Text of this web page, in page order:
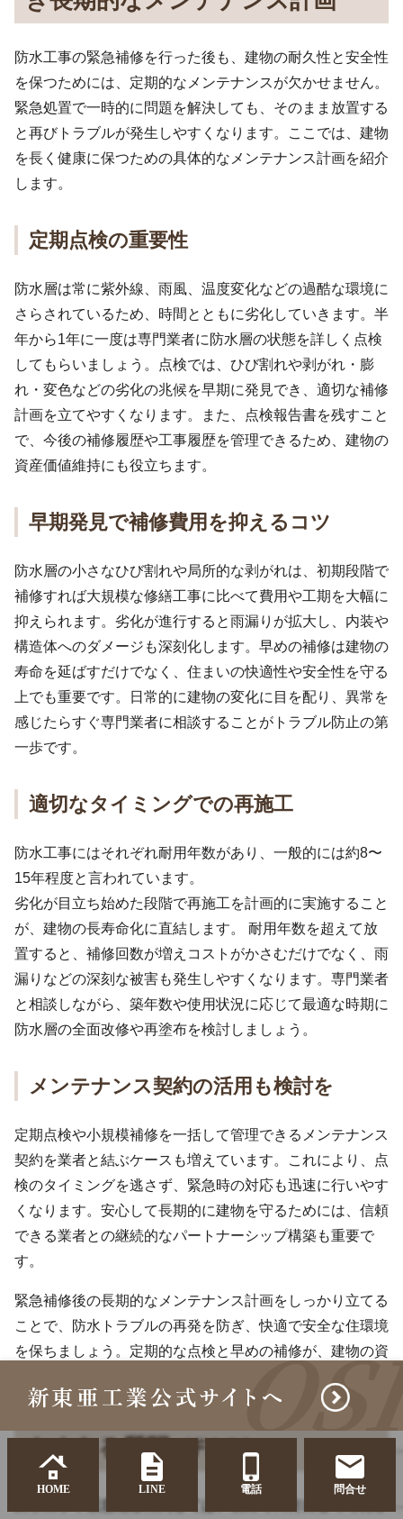
防水工事の緊急補修を行った後も、建物の耐久性と安全性
を保つためには、定期的なメンテナンスが欠かせません。
緊急処置で一時的に問題を解決しても、そのまま放置する
と再びトラブルが発生しやすくなります。ここでは、建物
を長く健康に保つための具体的なメンテナンス計画を紹介
します。
定期点検の重要性
防水層は常に紫外線、雨風、温度変化などの過酷な環境に
さらされているため、時間とともに劣化していきます。半
年から1年に一度は専門業者に防水層の状態を詳しく点検
してもらいましょう。点検では、ひび割れや剥がれ・膨
れ・変色などの劣化の兆候を早期に発見でき、適切な補修
計画を立てやすくなります。また、点検報告書を残すこと
で、今後の補修履歴や工事履歴を管理できるため、建物の
資産価値維持にも役立ちます。
早期発見で補修費用を抑えるコツ
防水層の小さなひび割れや局所的な剥がれは、初期段階で
補修すれば大規模な修繕工事に比べて費用や工期を大幅に
抑えられます。劣化が進行すると雨漏りが拡大し、内装や
構造体へのダメージも深刻化します。早めの補修は建物の
寿命を延ばすだけでなく、住まいの快適性や安全性を守る
上でも重要です。日常的に建物の変化に目を配り、異常を
感じたらすぐ専門業者に相談することがトラブル防止の第
一歩です。
適切なタイミングでの再施工
防水工事にはそれぞれ耐用年数があり、一般的には約8〜
15年程度と言われています。
劣化が目立ち始めた段階で再施工を計画的に実施すること
が、建物の長寿命化に直結します。 耐用年数を超えて放
置すると、補修回数が増えコストがかさむだけでなく、雨
漏りなどの深刻な被害も発生しやすくなります。専門業者
と相談しながら、築年数や使用状況に応じて最適な時期に
防水層の全面改修や再塗布を検討しましょう。
メンテナンス契約の活用も検討を
定期点検や小規模補修を一括して管理できるメンテナンス
契約を業者と結ぶケースも増えています。これにより、点
検のタイミングを逃さず、緊急時の対応も迅速に行いやす
くなります。安心して長期的に建物を守るためには、信頼
できる業者との継続的なパートナーシップ構築も重要で
す。
緊急補修後の長期的なメンテナンス計画をしっかり立てる
ことで、防水トラブルの再発を防ぎ、快適で安全な住環境
を保ちましょう。定期的な点検と早めの補修が、建物の資
よくある質問（FAQ）
HOME LINE 電話 問合せ